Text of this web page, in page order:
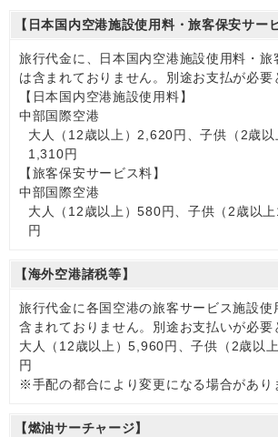
【日本国内空港施設使用料・旅客保安サー
旅行代金に、日本国内空港施設使用料・旅
は含まれておりません。別途お支払が必要
【日本国内空港施設使用料】
中部国際空港
大人（12歳以上）2,620円、子供（2歳以
1,310円
【旅客保安サービス料】
中部国際空港
大人（12歳以上）580円、子供（2歳以
円
【海外空港諸税等】
旅行代金に各国空港の旅客サービス施設使
含まれておりません。別途お支払いが必要
大人（12歳以上）5,960円、子供（2歳以
円
※手配の都合により変更になる場合があり
【燃油サーチャージ】